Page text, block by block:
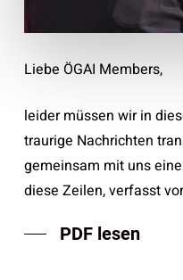
Liebe ÖGAI Members,
leider müssen wir in
traurige Nachrichten
gemeinsam mit uns
diese Zeilen, verfasst
PDF lesen